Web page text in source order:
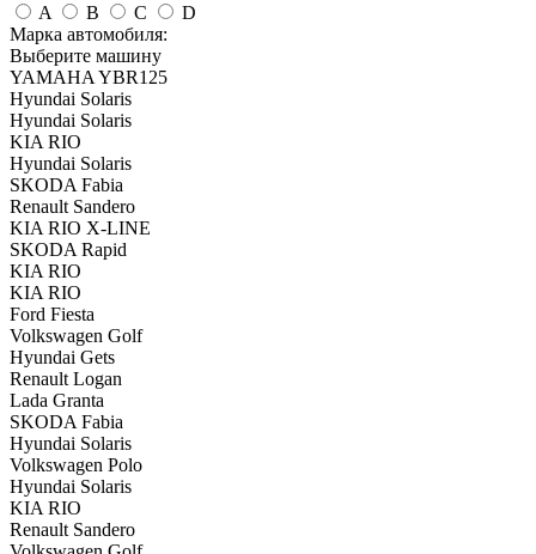
A
B C
D
Марка автомобиля:
Выберите машину
YAMAHA YBR125
Hyundai Solaris
Hyundai Solaris
KIA RIO
Hyundai Solaris
SKODA Fabia
Renault Sandero
KIA RIO X-LINE
SKODA Rapid
KIA RIO
KIA RIO
Ford Fiesta
Volkswagen Golf
Hyundai Gets
Renault Logan
Lada Granta
SKODA Fabia
Hyundai Solaris
Volkswagen Polo
Hyundai Solaris
KIA RIO
Renault Sandero